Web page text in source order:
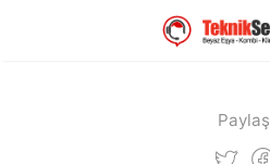
Paylaş